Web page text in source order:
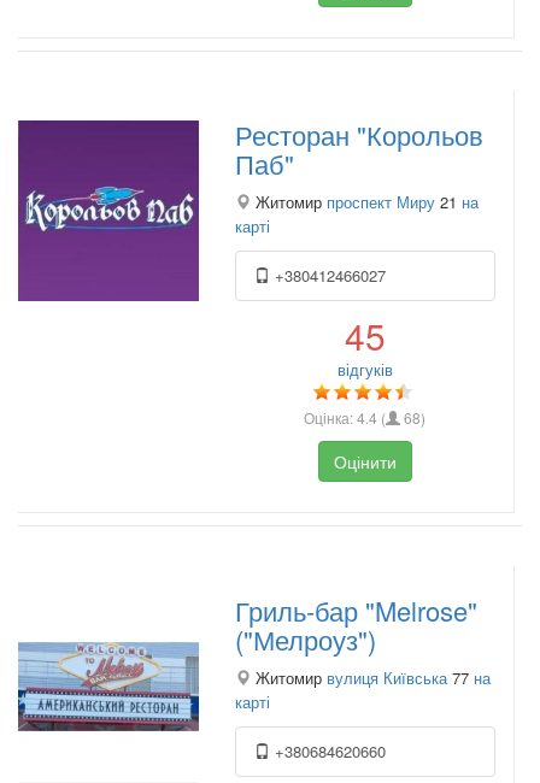
Ресторан "Корольов
Паб"
Житомир проспект Миру 21 на
карті
+380412466027
45
відгуків
Оцінка:4.4 ( 68)
Оцінити
Гриль-бар "Melrose"
("Мелроуз")
Житомир вулиця Київська 77 на
карті
+380684620660